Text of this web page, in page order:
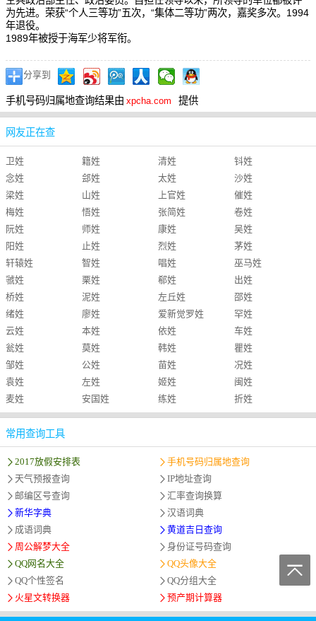
为先进。荣获“个人三等功”五次，“集体二等功”两次，嘉奖多次。1994
年退役。
1989年被授于海军少将军衔。
分享到
手机号码归属地查询结果由 xpcha.com 提供
网友正在查
卫姓 籍姓 清姓
钭姓
念姓
郐姓 太姓
沙姓
梁姓
山姓 上官姓
催姓
梅姓
悟姓 张简姓
卷姓
阮姓
师姓 康姓
吴姓
阳姓
止姓 烈姓
茅姓
轩辕姓
智姓 唱姓
巫马姓
虢姓
栗姓 郗姓
出姓
桥姓
泥姓 左丘姓
邵姓
绪姓
廖姓 爱新觉罗姓
罕姓
云姓
本姓 依姓
车姓
瓮姓
莫姓 韩姓
瞿姓
邹姓
公姓 苗姓
况姓
袁姓
左姓 姬姓
闽姓
麦姓
安国姓 练姓 折姓
常用查询工具
2017放假安排表
手机号码归属地查询
天气预报查询
IP地址查询
邮编区号查询
汇率查询换算
新华字典
汉语词典
成语词典
黄道吉日查询
周公解梦大全
身份证号码查询
QQ网名大全
QQ头像大全
QQ个性签名
QQ分组大全
火星文转换器
预产期计算器